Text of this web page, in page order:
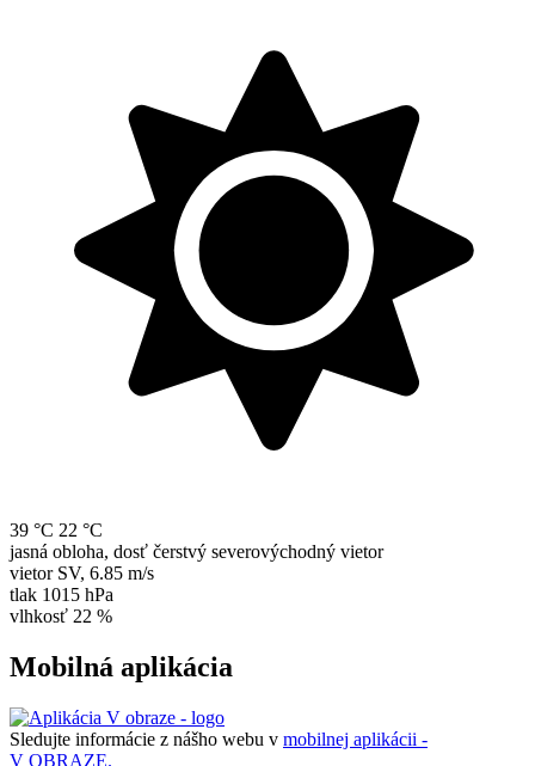
39 °C 22 °C
jasná obloha, dosť čerstvý severovýchodný vietor
vietor SV, 6.85 m/s
tlak 1015 hPa
vlhkosť 22 %
Mobilná aplikácia
Sledujte informácie z nášho webu v mobilnej aplikácii -
V OBRAZE.